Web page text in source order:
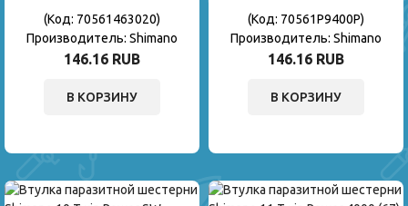
(Код: 70561463020)
Производитель: Shimano
146.16 RUB
В КОРЗИНУ
(Код: 70561P9400P)
Производитель: Shimano
146.16 RUB
В КОРЗИНУ